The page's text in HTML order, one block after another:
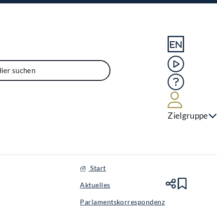
Sprache
Mediathek
Hilfe
Zielgruppe
Start
Aktuelles
Parlamentskorrespondenz